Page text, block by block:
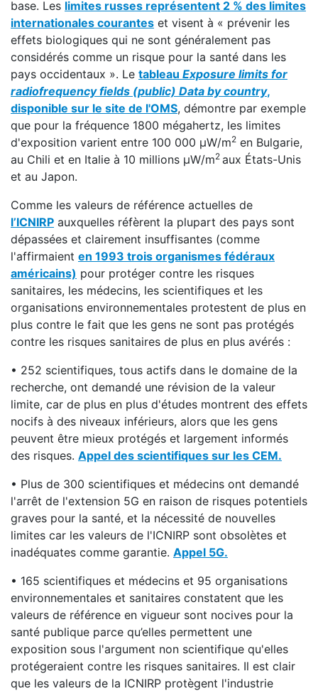
base. Les limites russes représentent 2 % des limites
internationales courantes et visent à « prévenir les
effets biologiques qui ne sont généralement pas
considérés comme un risque pour la santé dans les
pays occidentaux ». Le tableau Exposure limits for
radiofrequency fields (public) Data by country,
disponible sur le site de l'OMS, démontre par exemple
que pour la fréquence 1800 mégahertz, les limites
d'exposition varient entre 100 000 μW/m2 en Bulgarie,
au Chili et en Italie à 10 millions μW/m2 aux États-Unis
et au Japon.
Comme les valeurs de référence actuelles de
l’ICNIRP auxquelles réfèrent la plupart des pays sont
dépassées et clairement insuffisantes (comme
l'affirmaient en 1993 trois organismes fédéraux
américains) pour protéger contre les risques
sanitaires, les médecins, les scientifiques et les
organisations environnementales protestent de plus en
plus contre le fait que les gens ne sont pas protégés
contre les risques sanitaires de plus en plus avérés :
• 252 scientifiques, tous actifs dans le domaine de la
recherche, ont demandé une révision de la valeur
limite, car de plus en plus d'études montrent des effets
nocifs à des niveaux inférieurs, alors que les gens
peuvent être mieux protégés et largement informés
des risques. Appel des scientifiques sur les CEM.
• Plus de 300 scientifiques et médecins ont demandé
l'arrêt de l'extension 5G en raison de risques potentiels
graves pour la santé, et la nécessité de nouvelles
limites car les valeurs de l'ICNIRP sont obsolètes et
inadéquates comme garantie. Appel 5G.
• 165 scientifiques et médecins et 95 organisations
environnementales et sanitaires constatent que les
valeurs de référence en vigueur sont nocives pour la
santé publique parce qu’elles permettent une
exposition sous l'argument non scientifique qu'elles
protégeraient contre les risques sanitaires. Il est clair
que les valeurs de la ICNIRP protègent l'industrie